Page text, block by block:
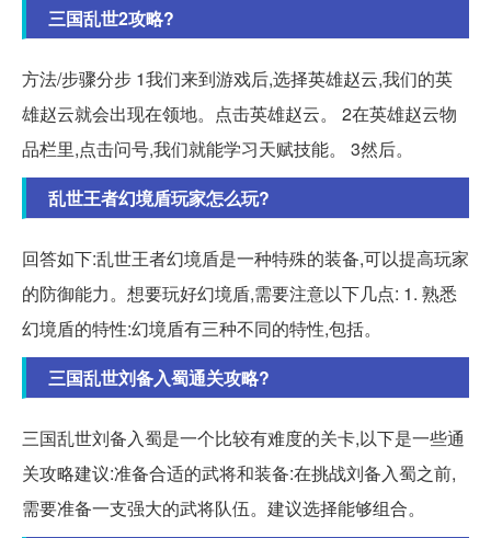
三国乱世2攻略?
方法/步骤分步 1我们来到游戏后,选择英雄赵云,我们的英
雄赵云就会出现在领地。点击英雄赵云。 2在英雄赵云物
品栏里,点击问号,我们就能学习天赋技能。 3然后。
乱世王者幻境盾玩家怎么玩?
回答如下:乱世王者幻境盾是一种特殊的装备,可以提高玩家
的防御能力。想要玩好幻境盾,需要注意以下几点: 1. 熟悉
幻境盾的特性:幻境盾有三种不同的特性,包括。
三国乱世刘备入蜀通关攻略?
三国乱世刘备入蜀是一个比较有难度的关卡,以下是一些通
关攻略建议:准备合适的武将和装备:在挑战刘备入蜀之前,
需要准备一支强大的武将队伍。建议选择能够组合。